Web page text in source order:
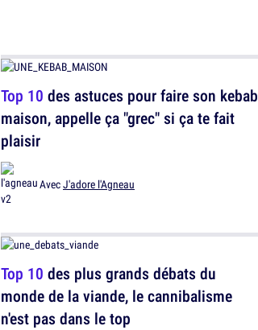
Top 10 des astuces pour faire son kebab
maison, appelle ça "grec" si ça te fait
plaisir
AvecJ'adore l'Agneau
Top 10 des plus grands débats du
monde de la viande, le cannibalisme
n'est pas dans le top